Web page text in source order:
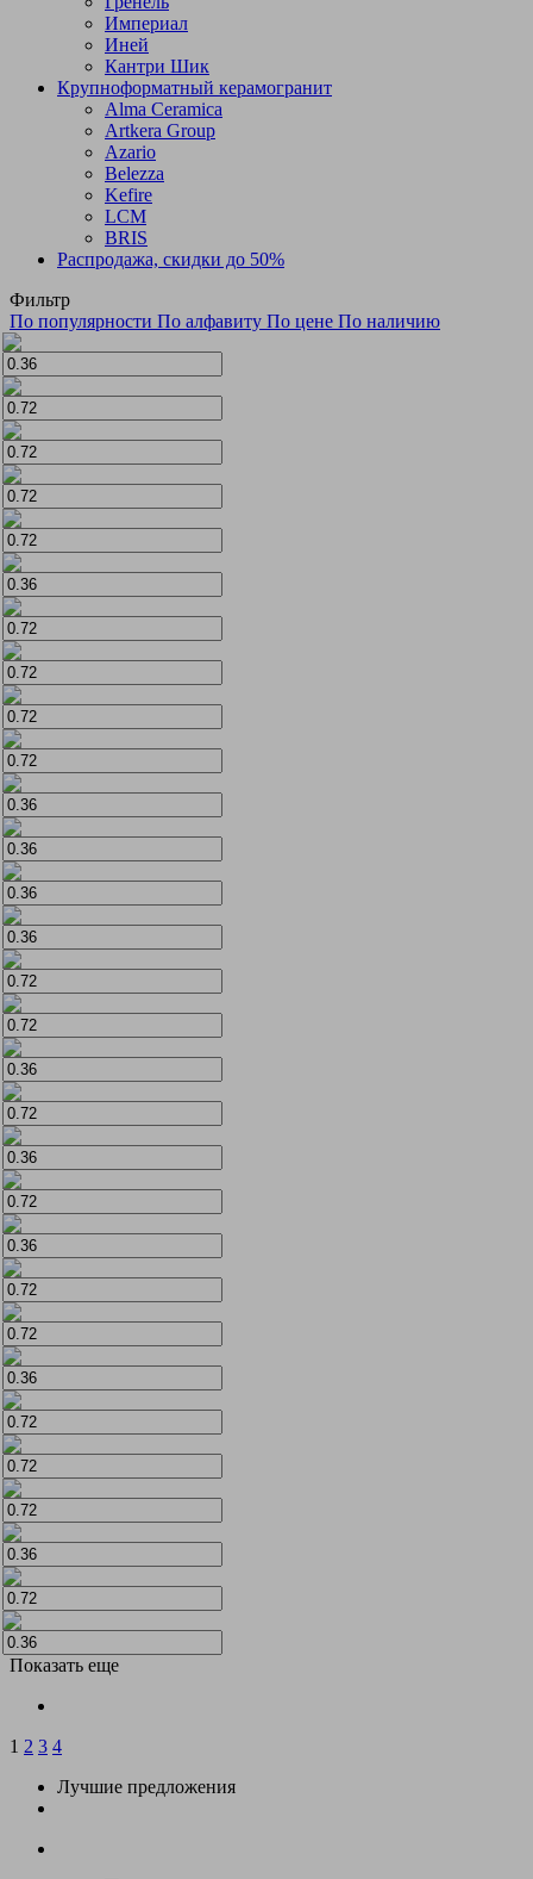
Империал
Иней
Кантри Шик
Крупноформатный керамогранит
Alma Ceramica
Artkera Group
Azario
Belezza
Kefire
LCM
BRIS
Распродажа, скидки до 50%
Фильтр
По популярности По алфавиту По цене По наличию
Показать еще
1 2 3 4
Лучшие предложения